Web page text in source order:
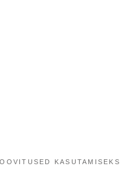
KASUTAMISEKS